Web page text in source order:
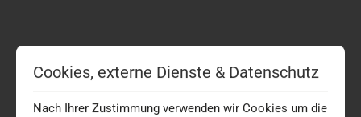
Cookies, externe Dienste & Datenschutz
Nach Ihrer Zustimmung verwenden wir Cookies um die